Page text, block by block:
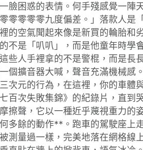
臉困惑的表情。何手殘感覺一
零零零九度偏差。」落款人
的空氣聞起來像是新買的輪胎
不是「叭叭」，而是他童年時
些人手裡拿的不是警棍，而是
個擴音器大喊，聲音充滿機械
次元的行為，在這裡，你的車
百次失敗集錦》的紀錄片，直
擦聲，它以一種近乎蔑視重力
多餘的動作**。跑車的駕駛座
測量過一樣，完美地落在網格